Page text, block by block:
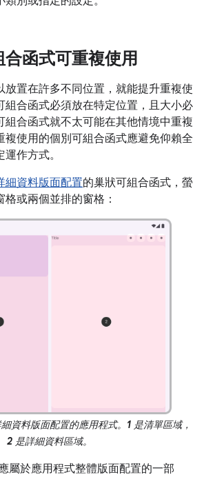
函式可重複使用
放置在許多不同位置，就能提升重複使
組合函式必須放在特定位置，且大小必
組合函式就不太可能在其他情境中重複
複使用的個別可組合函式應避免仰賴全
作方式。
細資料版面配置的巢狀可組合函式，螢
或兩個並排的窗格：
資料版面配置的應用程式。 1 是清單區域，
2 是詳細資料區域。
屬於應用程式整體版面配置的一部